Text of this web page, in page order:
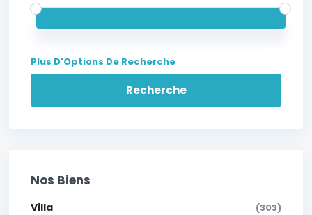
Plus D'Options De Recherche
Recherche
Nos Biens
Villa (303)